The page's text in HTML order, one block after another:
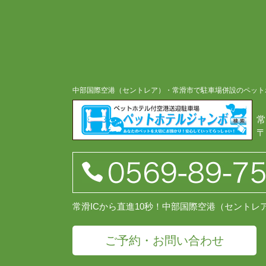
中部国際空港（セントレア）・常滑市で駐車場併設のペッ
常滑ICから直進10秒！中部国際空港（セントレ
ご予約・お問い合わせ